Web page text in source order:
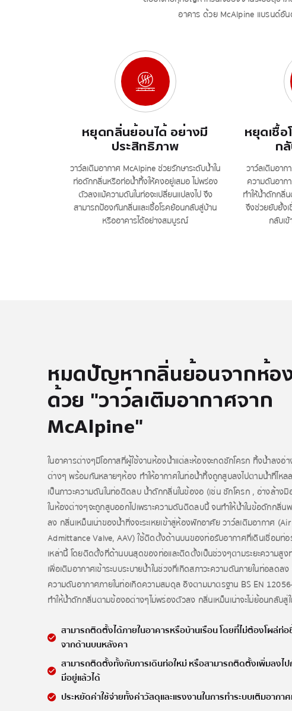
อาคาร ด้วย McAlpine แบรนด์อัน
หยุดกลิ่นย้อนได้ อย่างมี
ประสิทธิภาพ
วาว์ลเติมอากาศ McAlpine ช่วยรักษาระดับน้ำใน
ท่อดักกลิ่นหรือท่อน้ำทิ้งให้คงอยู่เสมอ ไม่พร่อง
ตัวลงแม้ความดันในท่อจะเปลี่ยนแปลงไป จึง
สามารถป้องกันกลิ่นและเชื้อโรคย้อนกลับสู่บ้าน
หรืออาคารได้อย่างสมบูรณ์
หยุดเชื้อ
ก
วาว์ลเติมอา
ความดันอาก
ทำให้น้ำดักกลิ่
จึงช่วยยับยั้งเ
กลับเ
หมดปัญหากลิ่นย้อนจากห้อ
ด้วย "วาว์ลเติมอากาศจาก
McAlpine"
ในอาคารต่างๆมีโอกาสที่ผู้ใช้งานห้องน้ำแต่ละห้องจะกดชักโครก ทิ้งน้ำลงอ่า
ต่างๆ พร้อมกันหลายๆห้อง ทำให้อากาศในท่อน้ำทิ้งถูกสูบลงไปตามน้ำที่ไหล
เป็นภาวะความดันในท่อติดลบ น้ำดักกลิ่นในข้องอ (เช่น ชักโครก , อ่างล้างมื
ในห้องต่างๆจะถูกสูบออกไปเพราะความดันติดลบนี้ จนทำให้น้ำในข้อดักกลิ่น
ลง กลิ่นเหม็นเน่าของน้ำทิ่งจะระเหยเข้าสู่ห้องพักอาศัย วาว์ลเติมอากาศ (Air
Admittance Valve, AAV) ใช้ติดตั้งด้านบนของท่อรับอากาศที่เดินเชื่อมท่อ
เหล่านี้ โดยติดตั้งที่ด้านบนสุดของท่อและติดตั้งเป็นช่วงๆตามระยะความสูง
เพื่อเติมอากาศเข้าระบบระบายน้ำในช่วงที่เกิดสภาวะความดันภายในท่อลดลง
ความดันอากาศภายในท่อเกิดความสมดุล อิงตามมาตรฐาน BS EN
ทำให้น้ำดักกลิ่นตามข้องอต่างๆไม่พร่องตัวลง กลิ่นเหม็นเน่าจะไม่ย้อนกลับสู่
สามารถติดตั้งได้ภายในอาคารหรือบ้านเรือน โดยที่ไม่ต้องโผล่ท่
จากด้านบนหลังคา
สามารถติดตั้งทั้งกับการเดินท่อใหม่ หรือสามารถติดตั้งเพิ่มลงไป
มีอยู่แล้วได้
ประหยัดค่าใช้จ่ายทั้งค่าวัสดุและแรงงานในการทำระบบเติมอากา